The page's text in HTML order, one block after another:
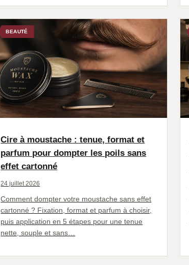
BEAUTÉ
Cire à moustache : tenue, format et
parfum pour dompter les poils sans
effet cartonné
24 juillet 2026
Comment dompter votre moustache sans effet
cartonné ? Fixation, format et parfum à choisir,
puis application en 5 étapes pour une tenue
nette, souple et sans…